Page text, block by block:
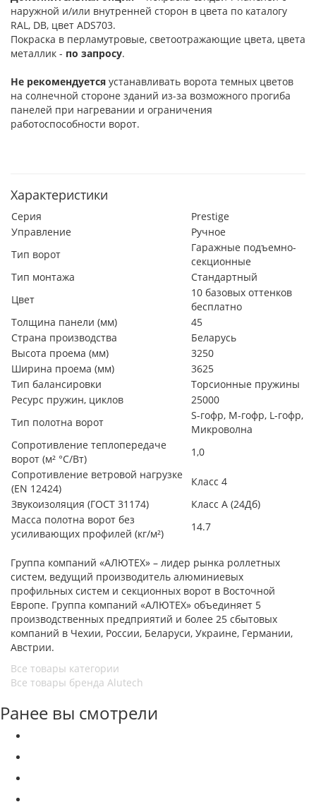
наружной и/или внутренней сторон в цвета по каталогу
RAL, DB, цвет ADS703.
Покраска в перламутровые, светоотражающие цвета, цвета
металлик - по запросу.
Не рекомендуется устанавливать ворота темных цветов
на солнечной стороне зданий из-за возможного прогиба
панелей при нагревании и ограничения
работоспособности ворот.
Характеристики
Серия
Prestige
Управление
Ручное
Тип ворот
Гаражные подъемно-
секционные
Тип монтажа
Стандартный
Цвет
10 базовых оттенков
бесплатно
Толщина панели (мм)
45
Страна производства
Беларусь
Высота проема (мм)
3250
Ширина проема (мм)
3625
Тип балансировки
Торсионные пружины
Ресурс пружин, циклов
25000
Тип полотна ворот
S-гофр, М-гофр, L-гофр,
Микроволна
Сопротивление теплопередаче
ворот (м² °С/Вт)
1,0
Сопротивление ветровой нагрузке
(EN 12424)
Класс 4
Звукоизоляция (ГОСТ 31174)
Класс А (24Дб)
Масса полотна ворот без
усиливающих профилей (кг/м²)
14.7
Группа компаний «АЛЮТЕХ» – лидер рынка роллетных
систем, ведущий производитель алюминиевых
профильных систем и секционных ворот в Восточной
Европе. Группа компаний «АЛЮТЕХ» объединяет 5
производственных предприятий и более 25 сбытовых
компаний в Чехии, России, Беларуси, Украине, Германии,
Австрии.
Все товары категории
Все товары бренда Alutech
Ранее вы смотрели